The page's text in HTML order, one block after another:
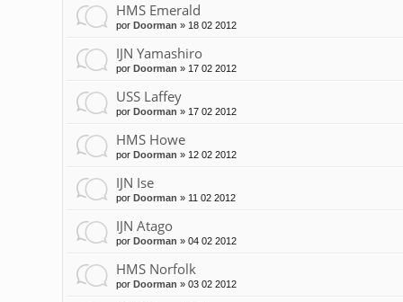
HMS Emerald
por Doorman » 18 02 2012
IJN Yamashiro
por Doorman » 17 02 2012
USS Laffey
por Doorman » 17 02 2012
HMS Howe
por Doorman » 12 02 2012
IJN Ise
por Doorman » 11 02 2012
IJN Atago
por Doorman » 04 02 2012
HMS Norfolk
por Doorman » 03 02 2012